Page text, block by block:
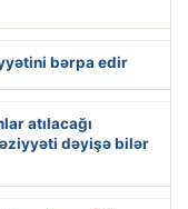
bərpa edir
atılacağı
dəyişə bilər